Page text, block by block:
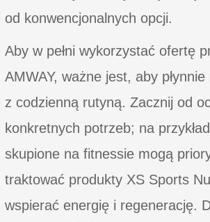
od konwencjonalnych opcji.
Aby w pełni wykorzystać ofertę
AMWAY, ważne jest, aby
z codzienną rutyną. Zacznij od
konkretnych potrzeb; na
skupione na fitnessie mogą
traktować produkty XS Sports
wspierać energię i regenerację.